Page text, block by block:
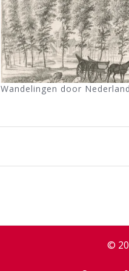
Wandelingen door
©